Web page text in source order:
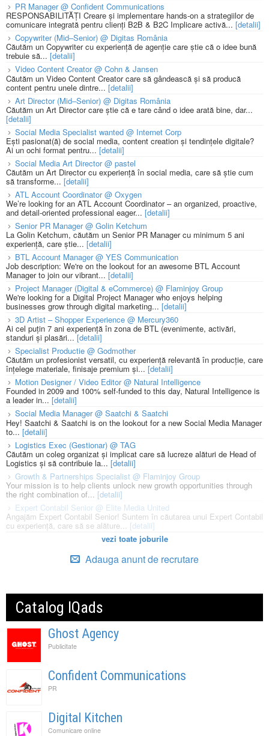
PR Manager @ Confident Communications
RESPONSABILITĂȚI Creare și implementare hands-on a strategiilor de
comunicare integrată pentru clienți B2B & B2C Implicare activă... [detalii]
Copywriter (Mid–Senior) @ Digitas România
Căutăm un Copywriter cu experiență de agenție care știe că o idee bună
trebuie să... [detalii]
Video Content Creator @ Cohn & Jansen
Căutăm un Video Content Creator care să gândească și să producă
content pentru unele dintre... [detalii]
Art Director (Mid–Senior) @ Digitas România
Căutăm un Art Director care știe că e tare când o idee arată bine, dar...
[detalii]
Social Media Specialist wanted @ Internet Corp
Ești pasionat(ă) de social media, content creation și tendințele digitale?
Ai un ochi format pentru... [detalii]
Social Media Art Director @ pastel
Căutăm un Art Director cu experiență în social media, care să știe cum
să transforme... [detalii]
ATL Account Coordinator @ Oxygen
We’re looking for an ATL Account Coordinator – an organized, proactive,
and detail-oriented professional eager... [detalii]
Senior PR Manager @ Golin Ketchum
La Golin Ketchum, căutăm un Senior PR Manager cu minimum 5 ani
experiență, care știe... [detalii]
BTL Account Manager @ YES Communication
Job description: We're on the lookout for an awesome BTL Account
Manager to join our vibrant... [detalii]
Project Manager (Digital & eCommerce) @ Flaminjoy Group
We're looking for a Digital Project Manager who enjoys helping
businesses grow through digital marketing... [detalii]
3D Artist – Shopper Experience @ Mercury360
Ai cel puțin 7 ani experiență în zona de BTL (evenimente, activări,
standuri și plasări... [detalii]
Specialist Productie @ Godmother
Căutăm un profesionist versatil, cu experiență relevantă în producție, care
înțelege materiale, finisaje premium și... [detalii]
Motion Designer / Video Editor @ Natural Intelligence
Founded in 2009 and 100% self-funded to this day, Natural Intelligence is
a leader in... [detalii]
Social Media Manager @ Saatchi & Saatchi
Hey! Saatchi & Saatchi is on the lookout for a new Social Media Manager
to... [detalii]
Logistics Exec (Gestionar) @ TAG
Căutăm un coleg organizat și implicat care să lucreze alături de Head of
Logistics și să contribuie la... [detalii]
Growth & Partnerships Specialist @ Flaminjoy Group
Your mission is to help clients unlock new growth opportunities through
the right combination of... [detalii]
Expert Contabil Senior @ Elite Media United
Angajăm Expert Contabil Senior! Suntem în căutarea unui Expert Contabil
cu experiență, care să se alăture... [detalii]
vezi toate joburile
Adauga anunt de recrutare
Catalog IQads
Ghost Agency
Publicitate
Confident Communications
PR
Digital Kitchen
Comunicare online